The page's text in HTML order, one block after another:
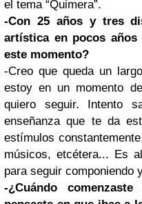
el tema “Quimera”.
-Con 25 años y tres
artística en pocos
este momento?
-Creo que queda un
estoy en un momento
quiero seguir. Intento
enseñanza que te da
estímulos
músicos, etcétera... Es
para seguir componiendo
-¿Cuándo